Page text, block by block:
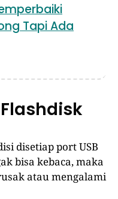
Tapi Ada
disetiap port USB
bisa kebaca, maka
atau mengalami